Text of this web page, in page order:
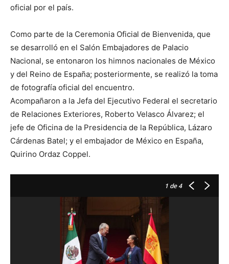
oficial por el país.
Como parte de la Ceremonia Oficial de Bienvenida, que
se desarrolló en el Salón Embajadores de Palacio
Nacional, se entonaron los himnos nacionales de México
y del Reino de España; posteriormente, se realizó la toma
de fotografía oficial del encuentro.
Acompañaron a la Jefa del Ejecutivo Federal el secretario
de Relaciones Exteriores, Roberto Velasco Álvarez; el
jefe de Oficina de la Presidencia de la República, Lázaro
Cárdenas Batel; y el embajador de México en España,
Quirino Ordaz Coppel.
1 de 4